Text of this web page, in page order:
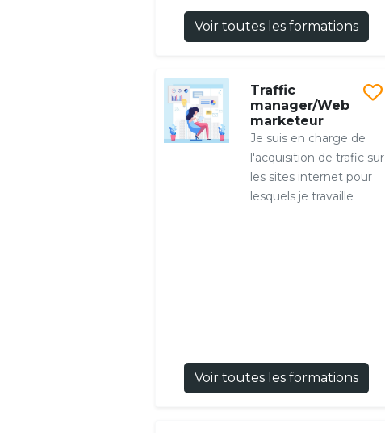
Voir toutes les formations
Traffic
manager/Web
marketeur
Je suis en charge de
l'acquisition de trafic sur
les sites internet pour
lesquels je travaille
Voir toutes les formations